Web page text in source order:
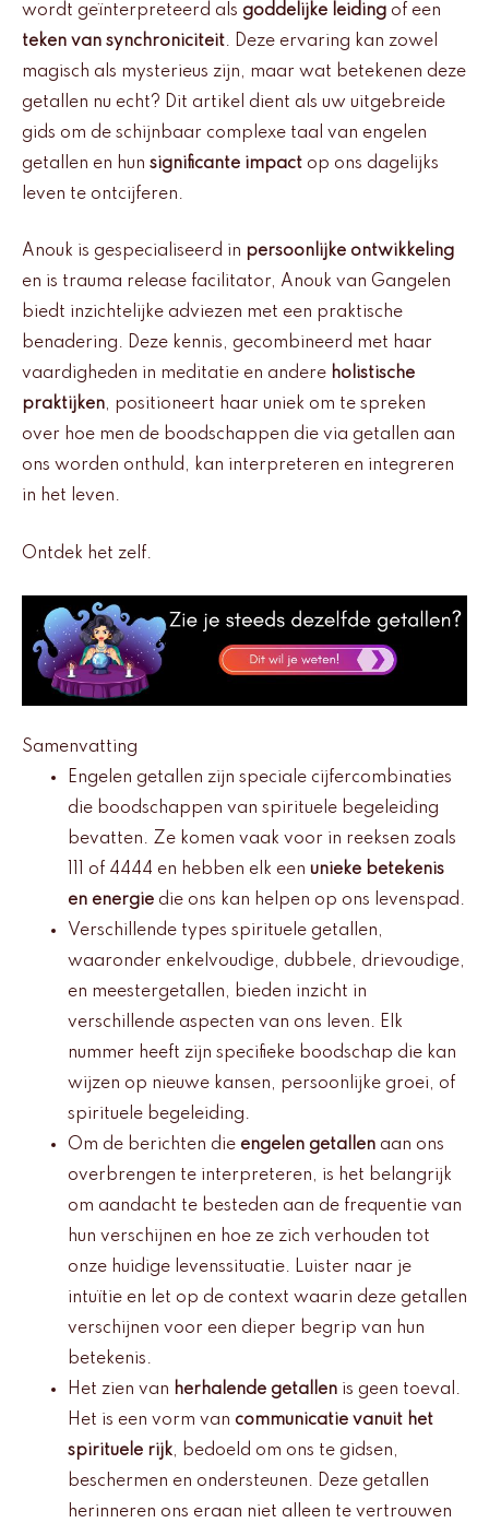
wordt geïnterpreteerd als goddelijke leiding of een
teken van synchroniciteit. Deze ervaring kan zowel
magisch als mysterieus zijn, maar wat betekenen deze
getallen nu echt? Dit artikel dient als uw uitgebreide
gids om de schijnbaar complexe taal van engelen
getallen en hun significante impact op ons dagelijks
leven te ontcijferen.
Anouk is gespecialiseerd in persoonlijke ontwikkeling
en is trauma release facilitator, Anouk van Gangelen
biedt inzichtelijke adviezen met een praktische
benadering. Deze kennis, gecombineerd met haar
vaardigheden in meditatie en andere holistische
praktijken, positioneert haar uniek om te spreken
over hoe men de boodschappen die via getallen aan
ons worden onthuld, kan interpreteren en integreren
in het leven.
Ontdek het zelf.
Samenvatting
Engelen getallen zijn speciale cijfercombinaties
die boodschappen van spirituele begeleiding
bevatten. Ze komen vaak voor in reeksen zoals
111 of 4444 en hebben elk een unieke betekenis
en energie die ons kan helpen op ons levenspad.
Verschillende types spirituele getallen,
waaronder enkelvoudige, dubbele, drievoudige,
en meestergetallen, bieden inzicht in
verschillende aspecten van ons leven. Elk
nummer heeft zijn specifieke boodschap die kan
wijzen op nieuwe kansen, persoonlijke groei, of
spirituele begeleiding.
Om de berichten die engelen getallen aan ons
overbrengen te interpreteren, is het belangrijk
om aandacht te besteden aan de frequentie van
hun verschijnen en hoe ze zich verhouden tot
onze huidige levenssituatie. Luister naar je
intuïtie en let op de context waarin deze getallen
verschijnen voor een dieper begrip van hun
betekenis.
Het zien van herhalende getallen is geen toeval.
Het is een vorm van communicatie vanuit het
spirituele rijk, bedoeld om ons te gidsen,
beschermen en ondersteunen. Deze getallen
herinneren ons eraan niet alleen te vertrouwen